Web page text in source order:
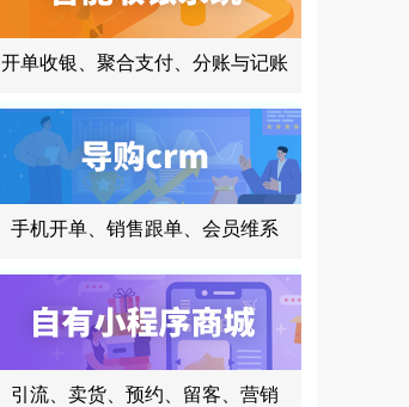
开单收银、聚合支付、分账与记账
手机开单、销售跟单、会员维系
引流、卖货、预约、留客、营销